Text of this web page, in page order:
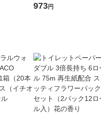
）
食）
973円